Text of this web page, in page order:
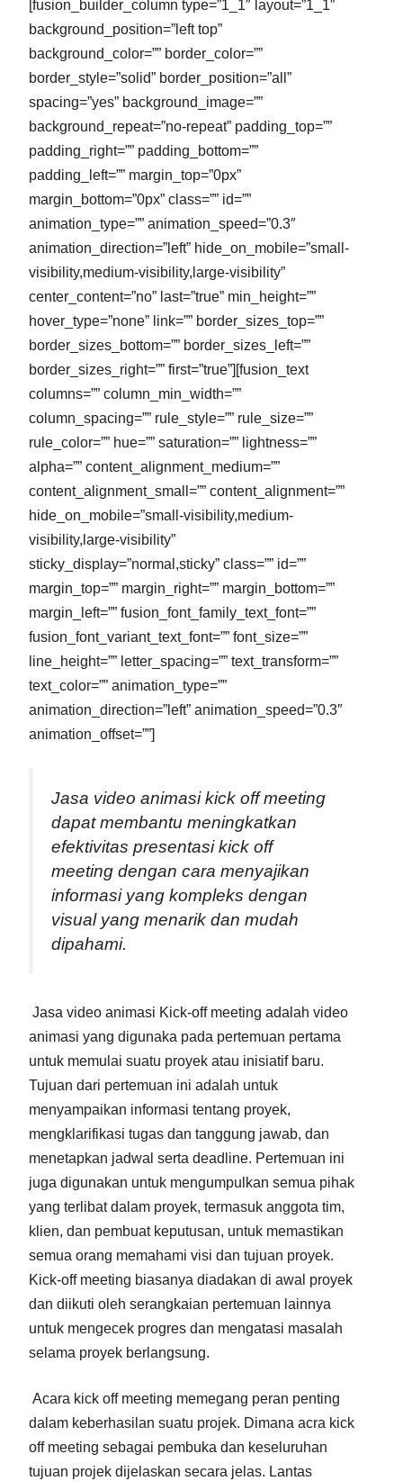
[fusion_builder_column type=”1_1″ layout=”1_1″
background_position=”left top”
background_color=”” border_color=””
border_style=”solid” border_position=”all”
spacing=”yes” background_image=””
background_repeat=”no-repeat” padding_top=””
padding_right=”” padding_bottom=””
padding_left=”” margin_top=”0px”
margin_bottom=”0px” class=”” id=””
animation_type=”” animation_speed=”0.3″
animation_direction=”left” hide_on_mobile=”small-
visibility,medium-visibility,large-visibility”
center_content=”no” last=”true” min_height=””
hover_type=”none” link=”” border_sizes_top=””
border_sizes_bottom=”” border_sizes_left=””
border_sizes_right=”” first=”true”][fusion_text
columns=”” column_min_width=””
column_spacing=”” rule_style=”” rule_size=””
rule_color=”” hue=”” saturation=”” lightness=””
alpha=”” content_alignment_medium=””
content_alignment_small=”” content_alignment=””
hide_on_mobile=”small-visibility,medium-
visibility,large-visibility”
sticky_display=”normal,sticky” class=”” id=””
margin_top=”” margin_right=”” margin_bottom=””
margin_left=”” fusion_font_family_text_font=””
fusion_font_variant_text_font=”” font_size=””
line_height=”” letter_spacing=”” text_transform=””
text_color=”” animation_type=””
animation_direction=”left” animation_speed=”0.3″
animation_offset=””]
Jasa video animasi kick off meeting
dapat membantu meningkatkan
efektivitas presentasi kick off
meeting dengan cara menyajikan
informasi yang kompleks dengan
visual yang menarik dan mudah
dipahami.
Jasa video animasi Kick-off meeting adalah video
animasi yang digunaka pada pertemuan pertama
untuk memulai suatu proyek atau inisiatif baru.
Tujuan dari pertemuan ini adalah untuk
menyampaikan informasi tentang proyek,
mengklarifikasi tugas dan tanggung jawab, dan
menetapkan jadwal serta deadline. Pertemuan ini
juga digunakan untuk mengumpulkan semua pihak
yang terlibat dalam proyek, termasuk anggota tim,
klien, dan pembuat keputusan, untuk memastikan
semua orang memahami visi dan tujuan proyek.
Kick-off meeting biasanya diadakan di awal proyek
dan diikuti oleh serangkaian pertemuan lainnya
untuk mengecek progres dan mengatasi masalah
selama proyek berlangsung.
Acara kick off meeting memegang peran penting
dalam keberhasilan suatu projek. Dimana acra kick
off meeting sebagai pembuka dan keseluruhan
tujuan projek dijelaskan secara jelas. Lantas